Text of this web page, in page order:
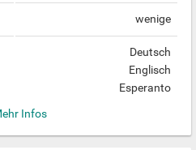
wenige
Deutsch
Englisch
Esperanto
Infos